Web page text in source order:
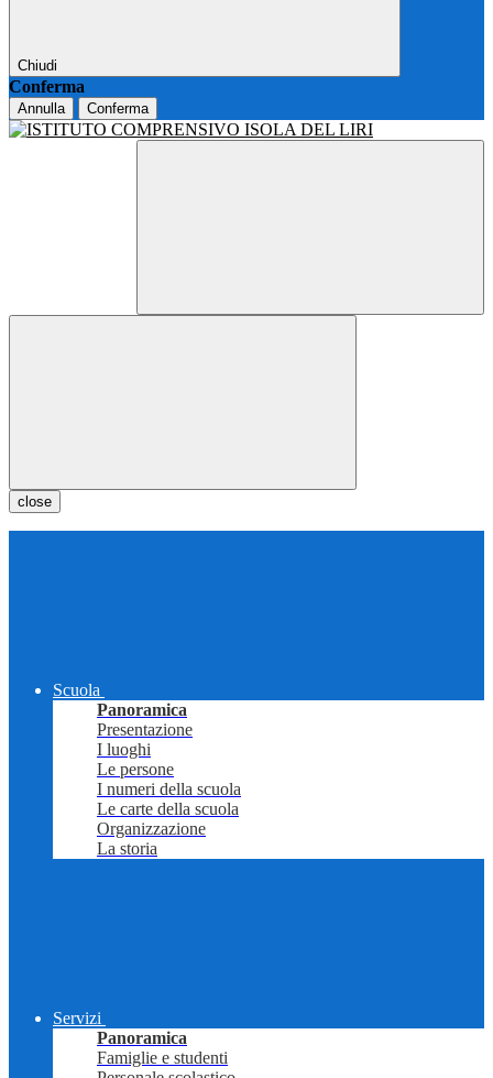
Chiudi
Conferma
Annulla Conferma
close
Scuola
Panoramica
Presentazione
I luoghi
Le persone
I numeri della scuola
Le carte della scuola
Organizzazione
La storia
Servizi
Panoramica
Famiglie e studenti